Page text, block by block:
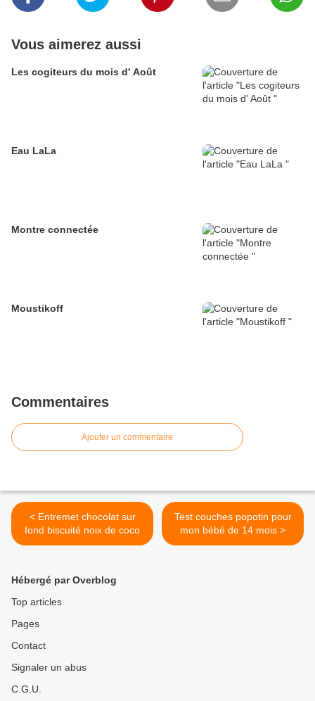
Vous aimerez aussi
Les cogiteurs du mois d' Août
Eau LaLa
Montre connectée
Moustikoff
Commentaires
Ajouter un commentaire
< Entremet chocolat sur
fond biscuité noix de coco
Test couches popotin pour
mon bébé de 14 mois >
Hébergé par Overblog
Top articles
Pages
Contact
Signaler un abus
C.G.U.